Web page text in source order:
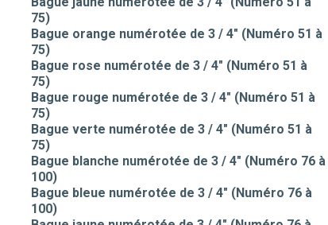
75)
Bague orange numérotée de 3 / 4" (Numéro 51 à
75)
Bague rose numérotée de 3 / 4" (Numéro 51 à
75)
Bague rouge numérotée de 3 / 4" (Numéro 51 à
75)
Bague verte numérotée de 3 / 4" (Numéro 51 à
75)
Bague blanche numérotée de 3 / 4" (Numéro 76 à
100)
Bague bleue numérotée de 3 / 4" (Numéro 76 à
100)